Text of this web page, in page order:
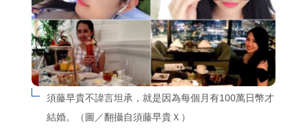
須藤早貴不諱言坦承，就是因為每個月有100萬日幣才
結婚。（圖／翻攝自須藤早貴Ｘ）